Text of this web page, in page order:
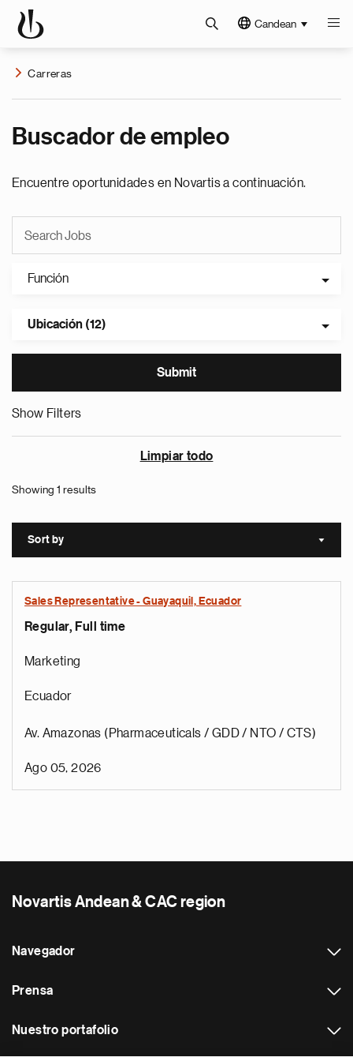
Candean
Carreras
Buscador de empleo
Encuentre oportunidades en Novartis a continuación.
Función
Ubicación (12)
Show Filters
Limpiar todo
Showing 1 results
Sort by Sort
Sales Representative - Guayaquil, Ecuador
Regular, Full time
Marketing
Ecuador
Av. Amazonas (Pharmaceuticals / GDD / NTO / CTS)
Ago 05, 2026
Novartis Andean & CAC region
Navegador
Prensa
Nuestro portafolio